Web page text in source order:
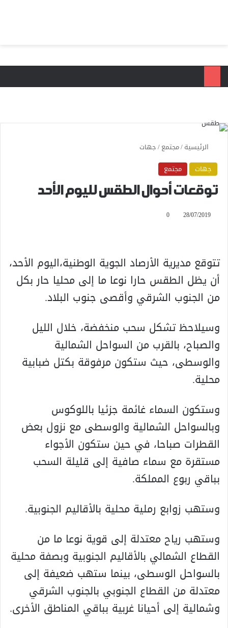
الرئيسية/مجتمع/جهات
جهات
مجتمع
توقعات أحوال الطقس لليوم الأحد
28/07/2019
0
تتوقع مديرية الأرصاد الجوية الوطنية،اليوم الأحد،
أن يظل الطقس حارا نوعا ما إلى محليا حار بكل
من الجنوب الشرقي وأقصى جنوب البلاد.
وسيلاحظ تشكل سحب منخفضة، خلال الليل
والصباح، بالقرب من السواحل الشمالية
والوسطى، حيث ستكون مرفوقة بكتل ضبابية
محلية.
وستكون السماء غائمة جزئيا باللوكوس
وبالسواحل الشمالية والوسطى مع نزول بعض
القطرات صباحا، في حين ستكون الأجواء
مستقرة مع سماء صافية إلى قليلة السحب
بباقي ربوع المملكة.
وستهب زوابع رملية محلية بالأقاليم الجنوبية.
وستهب رياح معتدلة إلى قوية نوعا ما من
القطاع الشمالي بالأقاليم الجنوبية وبصفة محلية
بالسواحل الوسطى، بينما ستهب ضعيفة إلى
معتدلة من القطاع الجنوبي بالجنوب الشرقي
وشمالية إلى أحيانا غربية بباقي المناطق الأخرى.